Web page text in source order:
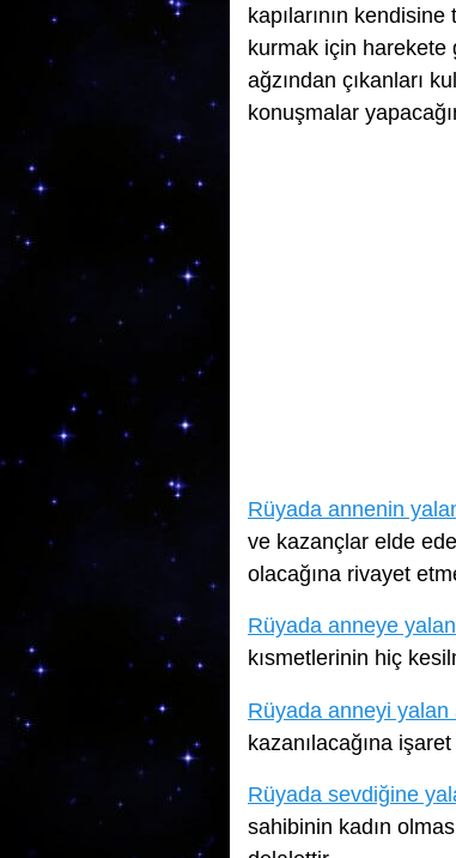
kapılarının
kurmak için harekete
ağzından çıkanları
konuşmalar
Rüyada annenin
ve kazançlar elde
olacağına rivayet
Rüyada anneye
kısmetlerinin hiç
Rüyada anneyi yalan
kazanılacağına
Rüyada sevdiğine
sahibinin kadın